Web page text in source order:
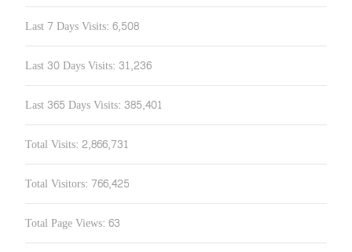
Last 7 Days Visits: 6,508
Last 30 Days Visits: 31,236
Last 365 Days Visits: 385,401
Total Visits: 2,866,731
Total Visitors: 766,425
Total Page Views: 63